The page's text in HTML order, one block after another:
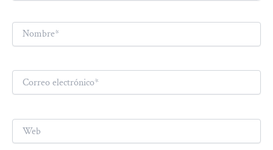
Nombre*
electrónico*
Web